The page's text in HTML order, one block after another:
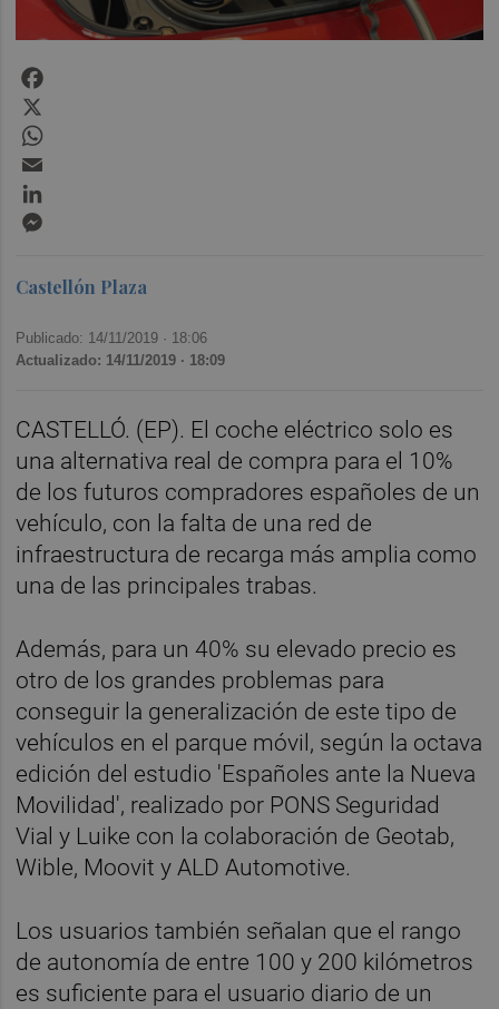
Castellón Plaza
Publicado: 14/11/2019 · 18:06
Actualizado: 14/11/2019 · 18:09
CASTELLÓ. (EP). El coche eléctrico solo es
una alternativa real de compra para el 10%
de los futuros compradores españoles de un
vehículo, con la falta de una red de
infraestructura de recarga más amplia como
una de las principales trabas.
Además, para un 40% su elevado precio es
otro de los grandes problemas para
conseguir la generalización de este tipo de
vehículos en el parque móvil, según la octava
edición del estudio 'Españoles ante la Nueva
Movilidad', realizado por PONS Seguridad
Vial y Luike con la colaboración de Geotab,
Wible, Moovit y ALD Automotive.
Los usuarios también señalan que el rango
de autonomía de entre 100 y 200 kilómetros
es suficiente para el usuario diario de un